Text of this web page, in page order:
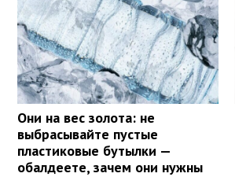
Они на вес золота: не
выбрасывайте пустые
пластиковые бутылки —
обалдеете, зачем они нужны